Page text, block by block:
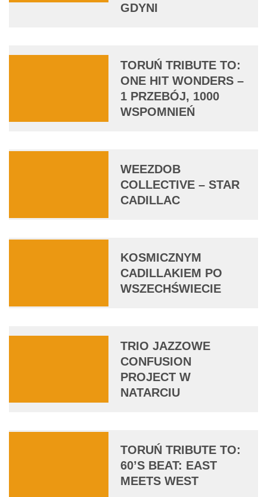
GDYNI
TORUŃ TRIBUTE TO:
ONE HIT WONDERS –
1 PRZEBÓJ, 1000
WSPOMNIEŃ
WEEZDOB
COLLECTIVE – STAR
CADILLAC
KOSMICZNYM
CADILLAKIEM PO
WSZECHŚWIECIE
TRIO JAZZOWE
CONFUSION
PROJECT W
NATARCIU
TORUŃ TRIBUTE TO:
60’S BEAT: EAST
MEETS WEST